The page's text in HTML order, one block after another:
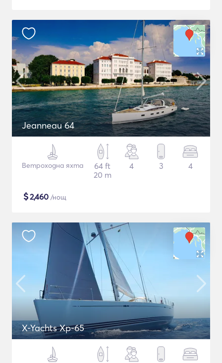
Jeanneau 64
Ветроходна яхта
64 ft
20 m
4 3 4
$2,460 /нощ
X-Yachts Xp-65